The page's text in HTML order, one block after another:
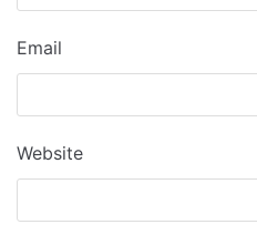
Email
Website